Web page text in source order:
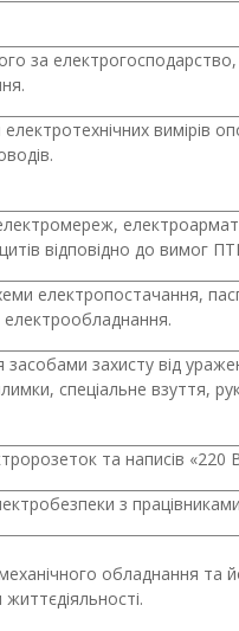
за
вимірів
відповідно до вимог
електропостачання,
засобами захисту від
спеціальне взуття,
та написів «220
з
обладнання та